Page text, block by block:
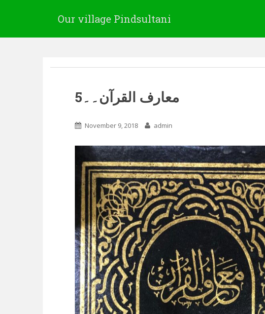
Our village Pindsultani
معارف القرآن۔۔5
November 9, 2018 admin